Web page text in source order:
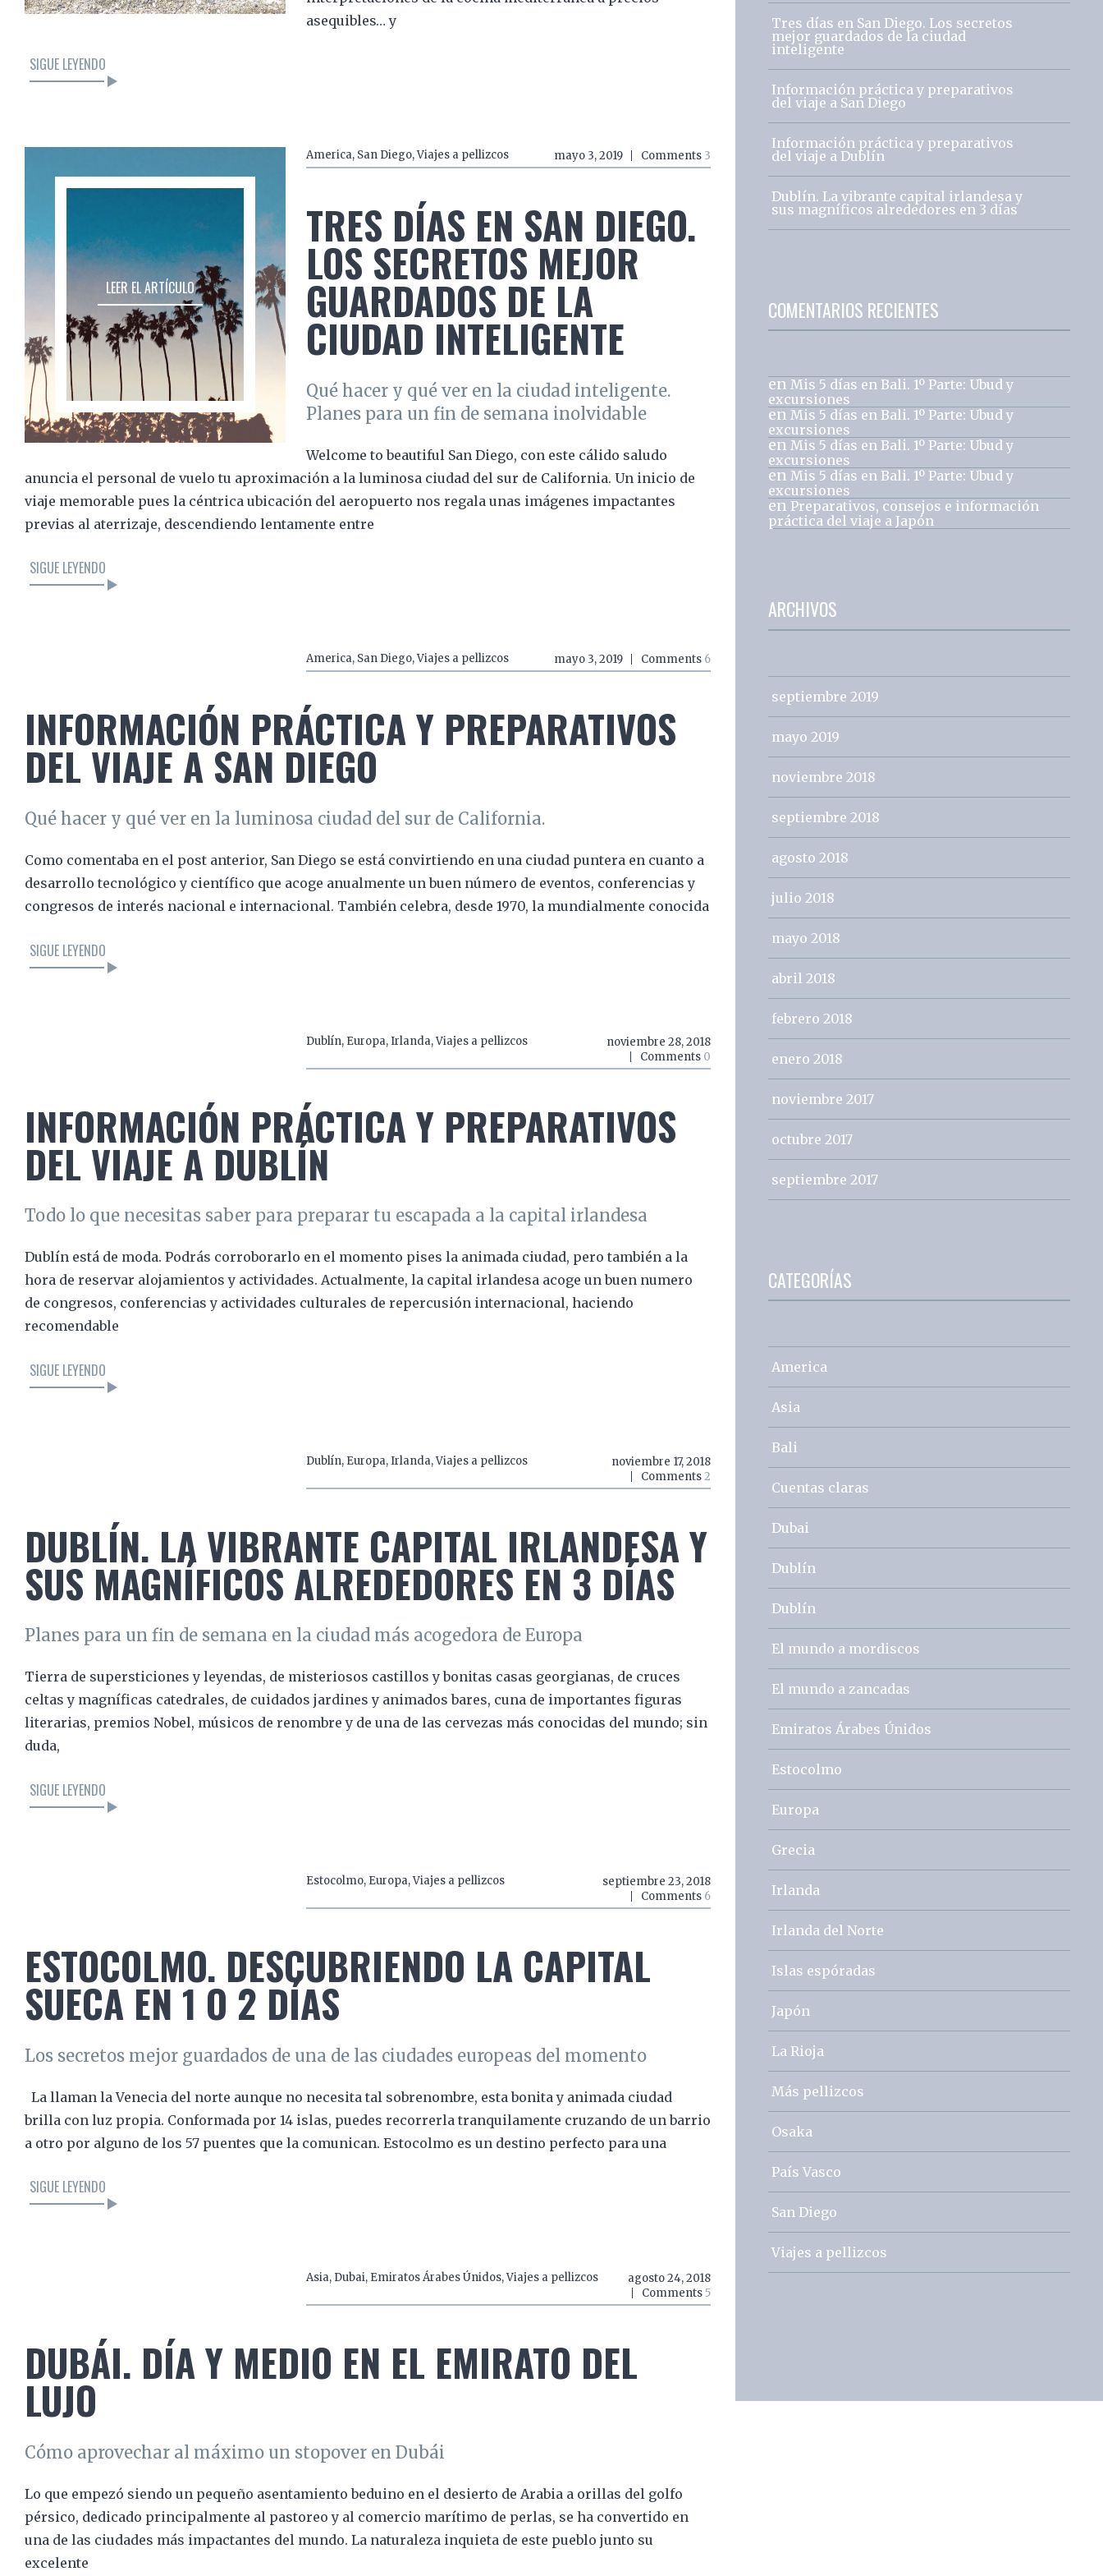
asequibles… y
SIGUE LEYENDO
LEER EL ARTÍCULO
America, San Diego,Viajes a pellizcos mayo 3, 2019 Comments 3
TRES DÍAS EN SAN DIEGO.
LOS SECRETOS MEJOR
GUARDADOS DE LA
CIUDAD INTELIGENTE
Qué hacer y qué ver en la ciudad inteligente.
Planes para un fin de semana inolvidable
Welcome to beautiful San Diego, con este cálido saludo
anuncia el personal de vuelo tu aproximación a la luminosa ciudad del sur de California. Un inicio de
viaje memorable pues la céntrica ubicación del aeropuerto nos regala unas imágenes impactantes
previas al aterrizaje, descendiendo lentamente entre
SIGUE LEYENDO
America, San Diego,Viajes a pellizcos mayo 3, 2019 Comments 6
INFORMACIÓN PRÁCTICA Y PREPARATIVOS
DEL VIAJE A SAN DIEGO
Qué hacer y qué ver en la luminosa ciudad del sur de California.
Como comentaba en el post anterior, San Diego se está convirtiendo en una ciudad puntera en cuanto a
desarrollo tecnológico y científico que acoge anualmente un buen número de eventos, conferencias y
congresos de interés nacional e internacional. También celebra, desde 1970, la mundialmente conocida
SIGUE LEYENDO
Dublín, Europa,Irlanda,Viajes a pellizcos
noviembre 28, 2018
Comments 0
INFORMACIÓN PRÁCTICA Y PREPARATIVOS
DEL VIAJE A DUBLÍN
Todo lo que necesitas saber para preparar tu escapada a la capital irlandesa
Dublín está de moda. Podrás corroborarlo en el momento pises la animada ciudad, pero también a la
hora de reservar alojamientos y actividades. Actualmente, la capital irlandesa acoge un buen numero
de congresos, conferencias y actividades culturales de repercusión internacional, haciendo
recomendable
SIGUE LEYENDO
Dublín, Europa,Irlanda,Viajes a pellizcos
noviembre 17, 2018
Comments2
DUBLÍN. LA VIBRANTE CAPITAL IRLANDESA Y
SUS MAGNÍFICOS ALREDEDORES EN 3 DÍAS
Planes para un fin de semana en la ciudad más acogedora de Europa
Tierra de supersticiones y leyendas, de misteriosos castillos y bonitas casas georgianas, de cruces
celtas y magníficas catedrales, de cuidados jardines y animados bares, cuna de importantes figuras
literarias, premios Nobel, músicos de renombre y de una de las cervezas más conocidas del mundo; sin
duda,
SIGUE LEYENDO
Estocolmo, Europa,Viajes a pellizcos
septiembre 23, 2018
Comments 6
ESTOCOLMO. DESCUBRIENDO LA CAPITAL
SUECA EN 1 O 2 DÍAS
Los secretos mejor guardados de una de las ciudades europeas del momento
La llaman la Venecia del norte aunque no necesita tal sobrenombre, esta bonita y animada ciudad
brilla con luz propia. Conformada por 14 islas, puedes recorrerla tranquilamente cruzando de un barrio
a otro por alguno de los 57 puentes que la comunican. Estocolmo es un destino perfecto para una
SIGUE LEYENDO
Asia, Dubai, Emiratos Árabes Únidos,Viajes a pellizcos
agosto 24, 2018
Comments 5
DUBÁI. DÍA Y MEDIO EN EL EMIRATO DEL
LUJO
Cómo aprovechar al máximo un stopover en Dubái
Lo que empezó siendo un pequeño asentamiento beduino en el desierto de Arabia a orillas del golfo
pérsico, dedicado principalmente al pastoreo y al comercio marítimo de perlas, se ha convertido en
una de las ciudades más impactantes del mundo. La naturaleza inquieta de este pueblo junto su
excelente
Tres días en San Diego. Los secretos
mejor guardados de la ciudad
inteligente
Información práctica y preparativos
del viaje a San Diego
Información práctica y preparativos
del viaje a Dublín
Dublín. La vibrante capital irlandesa y
sus magníficos alrededores en 3 días
COMENTARIOS RECIENTES
en Mis 5 días en Bali. 1º Parte: Ubud y
excursiones
en Mis 5 días en Bali. 1º Parte: Ubud y
excursiones
en Mis 5 días en Bali. 1º Parte: Ubud y
excursiones
en Mis 5 días en Bali. 1º Parte: Ubud y
excursiones
en Preparativos, consejos e información
práctica del viaje a Japón
ARCHIVOS
septiembre 2019
mayo 2019
noviembre 2018
septiembre 2018
agosto 2018
julio 2018
mayo 2018
abril 2018
febrero 2018
enero 2018
noviembre 2017
octubre 2017
septiembre 2017
CATEGORÍAS
America
Asia
Bali
Cuentas claras
Dubai
Dublín
Dublín
El mundo a mordiscos
El mundo a zancadas
Emiratos Árabes Únidos
Estocolmo
Europa
Grecia
Irlanda
Irlanda del Norte
Islas espóradas
Japón
La Rioja
Más pellizcos
Osaka
País Vasco
San Diego
Viajes a pellizcos